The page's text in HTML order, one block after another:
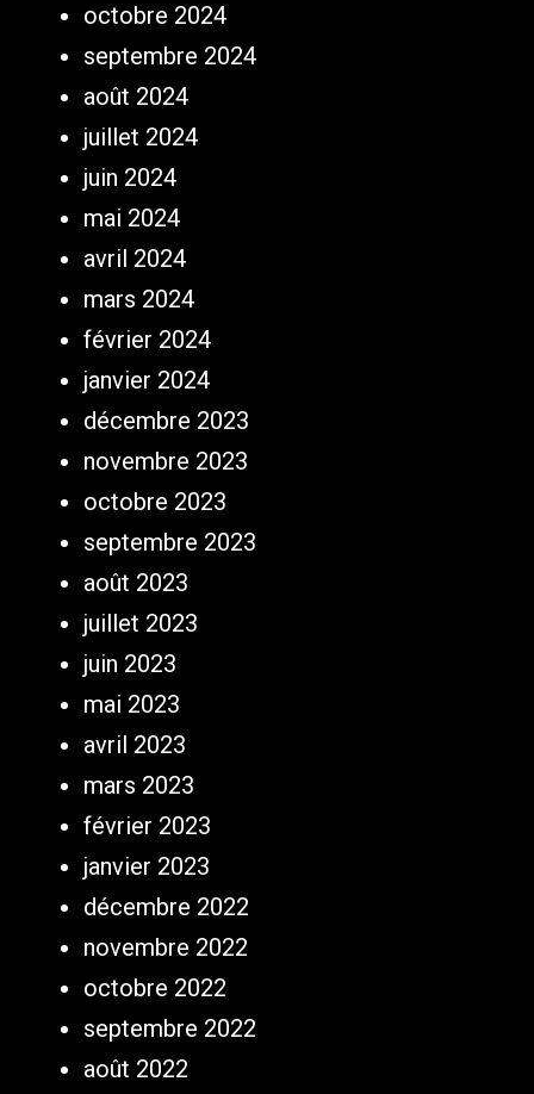
octobre 2024
septembre 2024
août 2024
juillet 2024
juin 2024
mai 2024
avril 2024
mars 2024
février 2024
janvier 2024
décembre 2023
novembre 2023
octobre 2023
septembre 2023
août 2023
juillet 2023
juin 2023
mai 2023
avril 2023
mars 2023
février 2023
janvier 2023
décembre 2022
novembre 2022
octobre 2022
septembre 2022
août 2022